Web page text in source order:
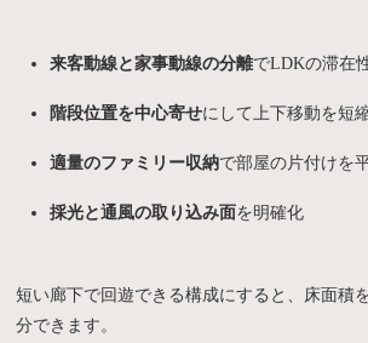
来客動線と家事動線の分離でLDKの滞在
階段位置を中心寄せにして上下移動を短
適量のファミリー収納で部屋の片付けを
採光と通風の取り込み面を明確化
短い廊下で回遊できる構成にすると、床面積
分できます。